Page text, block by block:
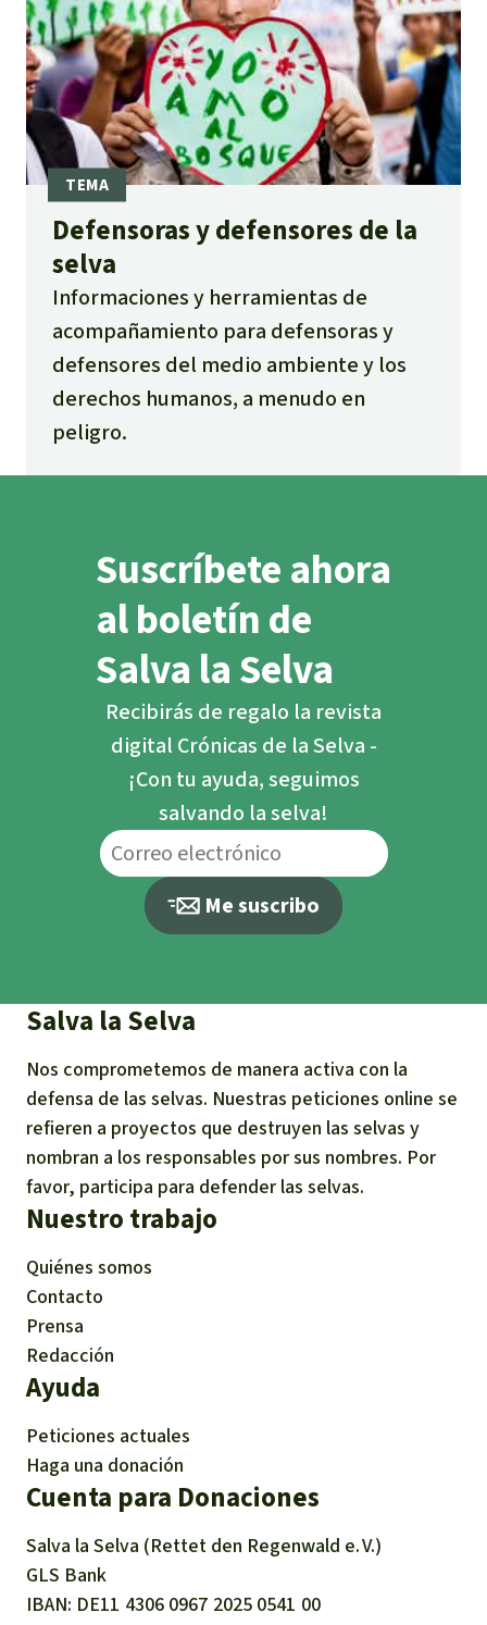
Defensoras y defensores de la
selva
Informaciones y herramientas de
acompañamiento para defensoras y
defensores del medio ambiente y los
derechos humanos, a menudo en
peligro.
Suscríbete ahora
al boletín de
Salva la Selva
Recibirás de regalo la revista
digital Crónicas de la Selva -
¡Con tu ayuda, seguimos
salvando la selva!
Me suscribo
Salva la Selva
Nos comprometemos de manera activa con la
defensa de las selvas. Nuestras peticiones online se
refieren a proyectos que destruyen las selvas y
nombran a los responsables por sus nombres. Por
favor, participa para defender las selvas.
Nuestro trabajo
Quiénes somos
Contacto
Prensa
Redacción
Ayuda
Peticiones actuales
Haga una donación
Cuenta para Donaciones
Salva la Selva (Rettet den Regenwald e. V.)
GLS Bank
IBAN DE11 4306 0967 2025 0541 00